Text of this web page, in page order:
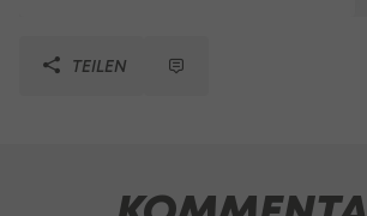
TEILEN